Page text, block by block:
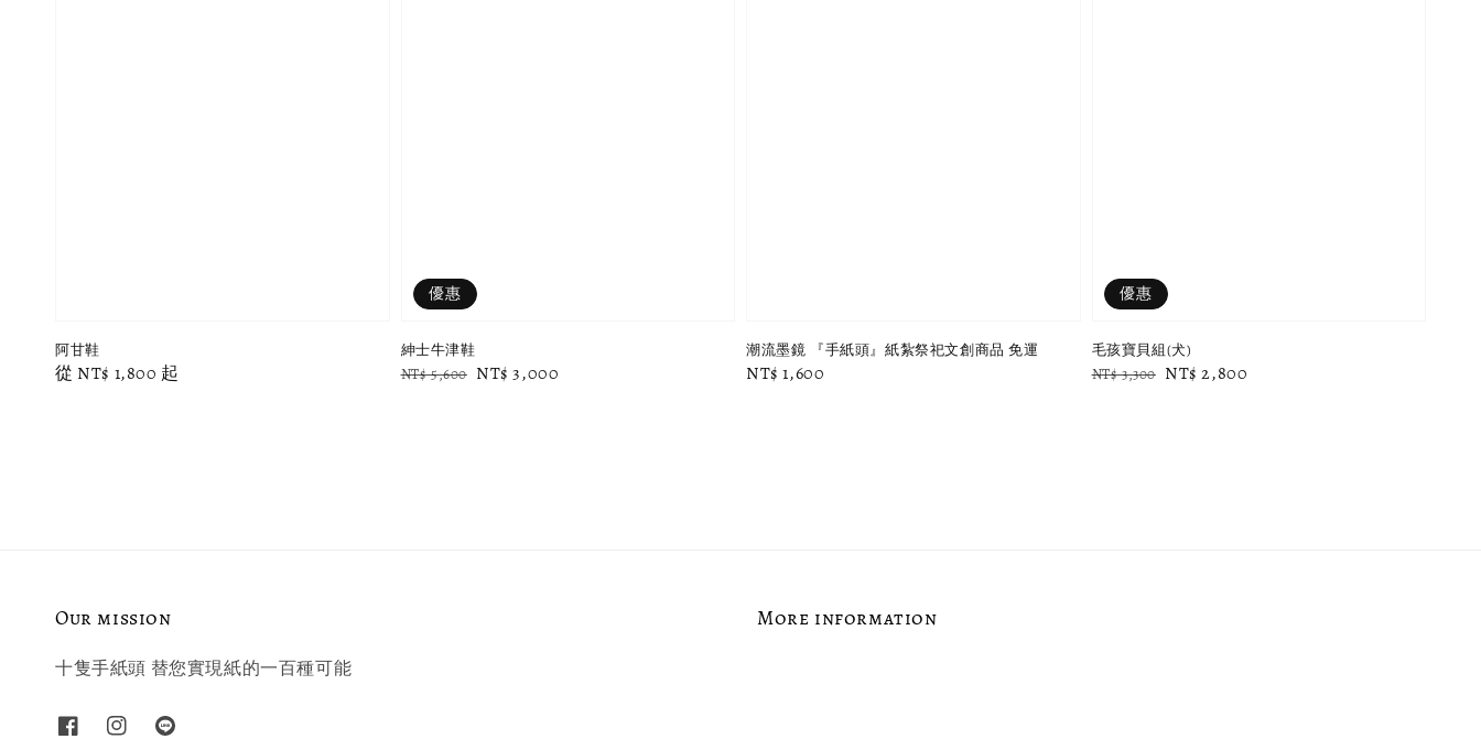
阿甘鞋
Regular
從 NT$ 1,800 起
優惠
紳士牛津鞋
Regular
NT$ 5,600 Sale
NT$ 3,000
潮流墨鏡 『手紙頭』紙紮祭祀文創商品 免運
Regular
NT$ 1,600
優惠
毛孩寶貝組(犬)
Regular
NT$ 3,300 Sale
NT$ 2,800
Our mission
十隻手紙頭 替您實現紙的一百種可能
More information